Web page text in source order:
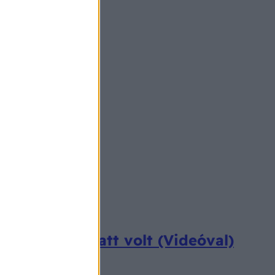
alatt volt (Videóval)